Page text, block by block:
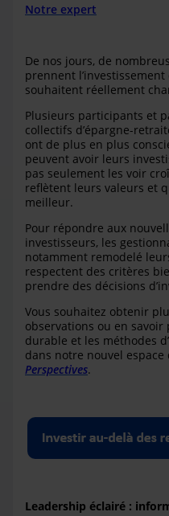
Notre expert
De nos jours, de
prennent
souhaitent réellement
Plusieurs participants et
collectifs d’épargne-
ont de plus en plus
peuvent avoir leurs
pas seulement les voir
reflètent leurs valeurs et
meilleur.
Pour répondre aux
investisseurs, les
notamment remodelé
respectent des critères
prendre des décisions
Vous souhaitez obtenir
observations ou en savoir
durable et les méthodes
dans notre nouvel
Perspectives.
Leadership éclairé :